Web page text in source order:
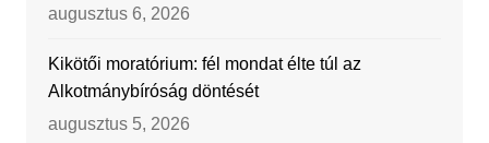
augusztus 6, 2026
Kikötői moratórium: fél mondat élte túl az
Alkotmánybíróság döntését
augusztus 5, 2026